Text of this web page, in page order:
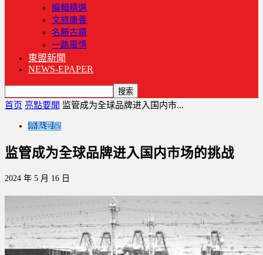
編輯精選
文旅康養
名勝古蹟
一路風情
東盟新聞
NEWS-EPAPER
首页 亮點要聞 监管成为全球品牌进入国内市...
亮點要聞
监管成为全球品牌进入国内市场的挑战
2024 年 5 月 16 日